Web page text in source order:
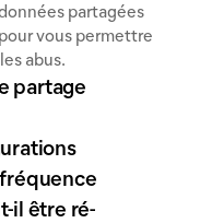
partagées
vous permettre
abus.
partage
il être ré-